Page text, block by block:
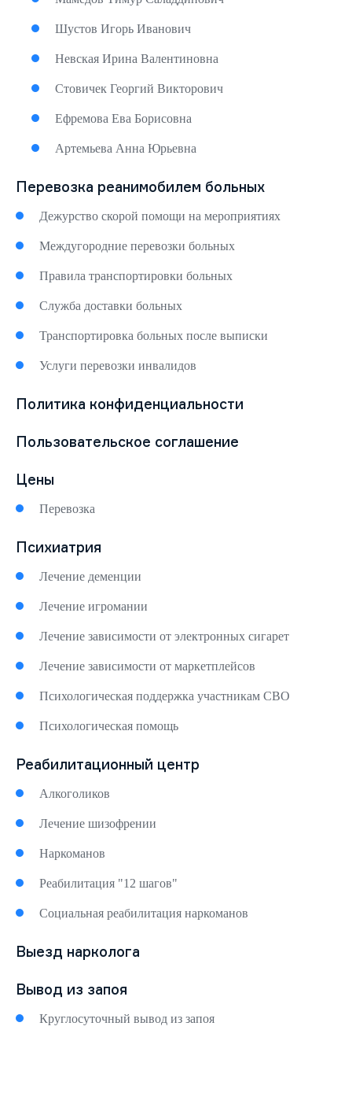
Шустов Игорь Иванович
Невская Ирина Валентиновна
Стовичек Георгий Викторович
Ефремова Ева Борисовна
Артемьева Анна Юрьевна
Перевозка реанимобилем больных
Дежурство скорой помощи на мероприятиях
Междугородние перевозки больных
Правила транспортировки больных
Служба доставки больных
Транспортировка больных после выписки
Услуги перевозки инвалидов
Политика конфиденциальности
Пользовательское соглашение
Цены
Перевозка
Психиатрия
Лечение деменции
Лечение игромании
Лечение зависимости от электронных сигарет
Лечение зависимости от маркетплейсов
Психологическая поддержка участникам СВО
Психологическая помощь
Реабилитационный центр
Алкоголиков
Лечение шизофрении
Наркоманов
Реабилитация "12 шагов"
Социальная реабилитация наркоманов
Выезд нарколога
Вывод из запоя
Круглосуточный вывод из запоя